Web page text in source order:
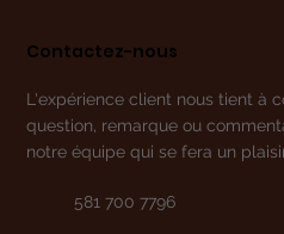
Contactez-nous
L'expérience client nous tient à
question, remarque ou
notre équipe qui se fera un
581 700 7796